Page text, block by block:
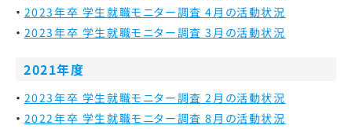
2023年卒 学生就職モニター調査 4月の活動状況
2023年卒 学生就職モニター調査 3月の活動状況
2021年度
2023年卒 学生就職モニター調査 2月の活動状況
2022年卒 学生就職モニター調査 8月の活動状況